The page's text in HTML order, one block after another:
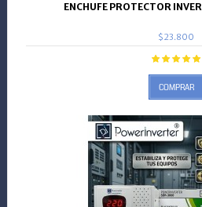
ENCHUFE PROTECTOR
$23.800
COMPRAR